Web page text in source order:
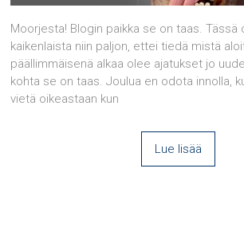
Moorjesta! Blogin paikka se on taas. Tässä
kaikenlaista niin paljon, ettei tiedä mistä
päällimmäisenä alkaa olee ajatukset jo
kohta se on taas. Joulua en odota innolla,
vietä oikeastaan kun
Lue lisää